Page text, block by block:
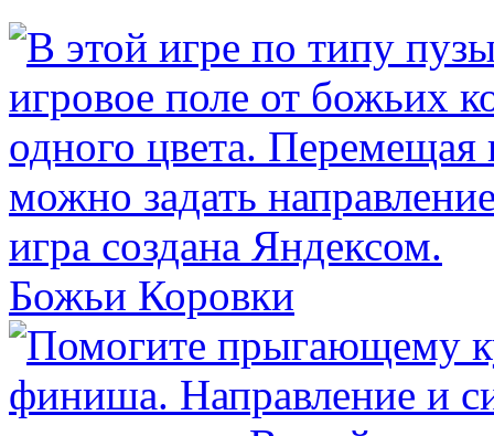
Божьи Коровки